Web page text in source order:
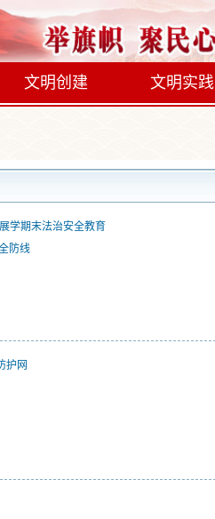
文明创建 文明实践
学期末法治安全教育
防线
护网